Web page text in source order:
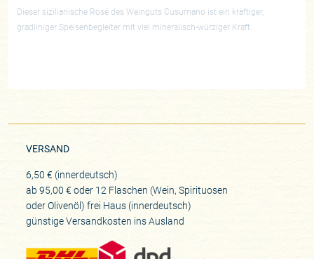
Dieser sizilianische Rosé des Weinguts Cusumano ist ein kräftiger,
gradliniger Speisenbegleiter mit viel mineralisch-würziger Kraft.
VERSAND
6,50 € (innerdeutsch)
ab 95,00 € oder 12 Flaschen (Wein, Spirituosen
oder Olivenöl) frei Haus (innerdeutsch)
günstige Versandkosten ins Ausland